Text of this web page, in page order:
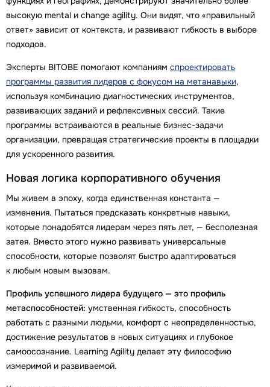
высокую mental и change agility. Они видят, что «правильный
ответ» зависит от контекста, и развивают гибкость в выборе
подходов.
Эксперты BITOBE помогают компаниям спроектировать
программы развития лидеров с фокусом на метанавыки,
используя комбинацию диагностических инструментов,
развивающих заданий и рефлексивных сессий. Такие
программы встраиваются в реальные бизнес-задачи
организации, превращая стратегические проекты в площадки
для ускоренного развития.
Новая логика корпоративного обучения
Мы живем в эпоху, когда единственная константа —
изменения. Пытаться предсказать конкретные навыки,
которые понадобятся лидерам через пять лет, — бесполезная
затея. Вместо этого нужно развивать универсальные
способности, которые позволят быстро адаптироваться
к любым новым вызовам.
Профиль успешного лидера будущего — это профиль
метаспособностей: умственная гибкость, способность
работать с разными людьми, комфорт с неопределенностью,
достижение результатов в новых ситуациях и глубокое
самоосознание. Learning Agility делает эту философию
измеримой и развиваемой.